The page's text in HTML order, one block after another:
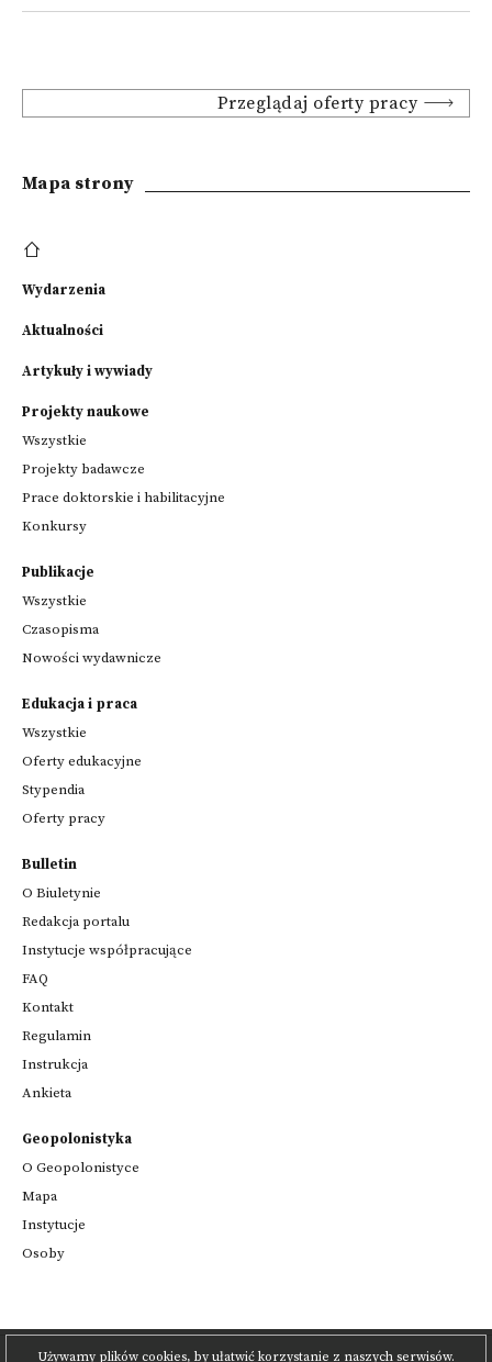
Przeglądaj oferty pracy
Używamy plików cookies, by ułatwić korzystanie z naszych serwisów.
Mapa strony
Wydarzenia
Aktualności
Artykuły i wywiady
Projekty naukowe
Wszystkie
Projekty badawcze
Prace doktorskie i habilitacyjne
Konkursy
Publikacje
Wszystkie
Czasopisma
Nowości wydawnicze
Edukacja i praca
Wszystkie
Oferty edukacyjne
Stypendia
Oferty pracy
Bulletin
O Biuletynie
Redakcja portalu
Instytucje współpracujące
FAQ
Kontakt
Regulamin
Instrukcja
Ankieta
Geopolonistyka
O Geopolonistyce
Mapa
Instytucje
Osoby